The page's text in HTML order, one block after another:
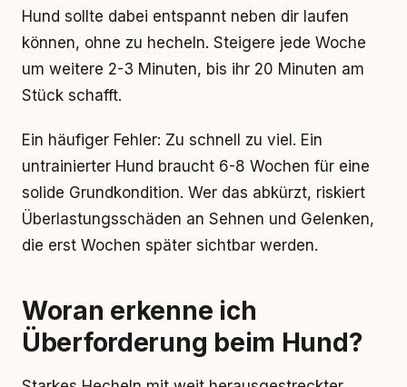
Hund sollte dabei entspannt neben dir laufen
können, ohne zu hecheln. Steigere jede Woche
um weitere 2-3 Minuten, bis ihr 20 Minuten am
Stück schafft.
Ein häufiger Fehler: Zu schnell zu viel. Ein
untrainierter Hund braucht 6-8 Wochen für eine
solide Grundkondition. Wer das abkürzt, riskiert
Überlastungsschäden an Sehnen und Gelenken,
die erst Wochen später sichtbar werden.
Woran erkenne ich
Überforderung beim Hund?